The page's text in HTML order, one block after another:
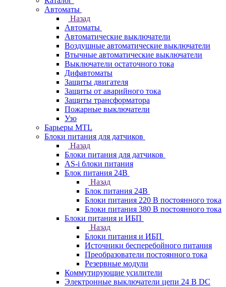
Автоматы
Назад
Автоматы
Автоматические выключатели
Воздушные автоматические выключатели
Втычные автоматические выключатели
Выключатели остаточного тока
Дифавтоматы
Защиты двигателя
Защиты от аварийного тока
Защиты трансформатора
Пожарные выключатели
Узо
Барьеры MTL
Блоки питания для датчиков
Назад
Блоки питания для датчиков
AS-i блоки питания
Блок питания 24В
Назад
Блок питания 24В
Блоки питания 220 В постоянного тока
Блоки питания 380 В постоянного тока
Блоки питания и ИБП
Назад
Блоки питания и ИБП
Источники бесперебойного питания
Преобразователи постоянного тока
Резервные модули
Коммутирующие усилители
Электронные выключатели цепи 24 В DC